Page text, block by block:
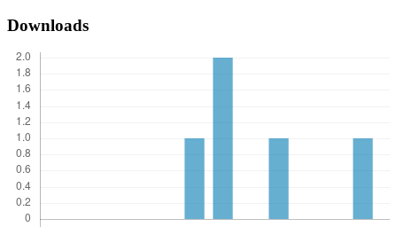
Downloads